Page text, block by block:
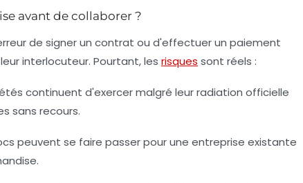
avant de collaborer ?
de signer un contrat ou d'effectuer un paiement
interlocuteur. Pourtant, les risques sont réels :
continuent d'exercer malgré leur radiation officielle
sans recours.
peuvent se faire passer pour une entreprise existante